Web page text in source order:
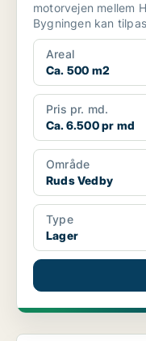
motorvejen mellem
Bygningen kan
mulighed...
Areal
Ca. 500 m2
Pris pr. md.
Ca. 6.500 pr md
Område
Ruds Vedby
Type
Lager